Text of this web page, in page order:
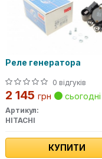
Реле генератора
0 відгуків
2 145 грн сьогодні
Артикул:
HITACHI
КУПИТИ